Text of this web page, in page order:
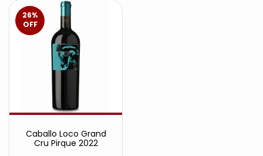
26%
OFF
Caballo Loco Grand
Cru Pirque 2022